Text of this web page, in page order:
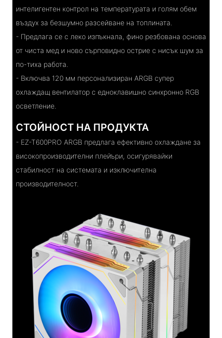
интелигентен контрол на температурата и голям обем
въздух за безшумно разсейване на топлината.
- Предлага се с леко изпъкнала, фино резбована основа
от чиста мед и ново сърповидно острие с нисък шум за
по-тиха работа.
- Включва 120 мм персонализиран ARGB супер
охлаждащ вентилатор с едноклавишно синхронно RGB
осветление.
СТОЙНОСТ НА ПРОДУКТА
- EZ-T600PRO ARGB предлага ефективно охлаждане за
високопроизводителни плейъри, осигурявайки
стабилност на системата и изключителна
производителност.